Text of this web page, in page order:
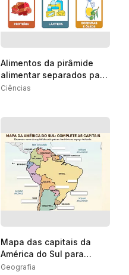
Alimentos da pirâmide
alimentar separados para
imprimir
Ciências
Mapa das capitais da
América do Sul para
completar
Geografia